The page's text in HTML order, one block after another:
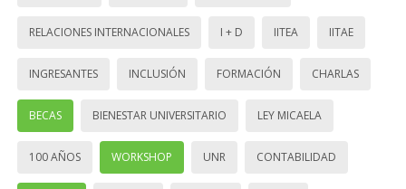
RELACIONES INTERNACIONALES I + D IITEA IITAE
INGRESANTES INCLUSIÓN FORMACIÓN CHARLAS
BECAS BIENESTAR UNIVERSITARIO LEY MICAELA
100 AÑOS WORKSHOP UNR CONTABILIDAD